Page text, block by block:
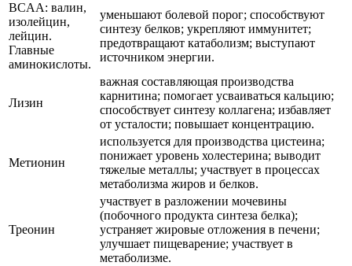
BCAA: валин,
изолейцин,
лейцин.
Главные
аминокислоты.
уменьшают болевой порог; способствуют
синтезу белков; укрепляют иммунитет;
предотвращают катаболизм; выступают
источником энергии.
Лизин
важная составляющая производства
карнитина; помогает усваиваться кальцию;
способствует синтезу коллагена; избавляет
от усталости; повышает концентрацию.
Метионин
используется для производства цистеина;
понижает уровень холестерина; выводит
тяжелые металлы; участвует в процессах
метаболизма жиров и белков.
Треонин
участвует в разложении мочевины
(побочного продукта синтеза белка);
устраняет жировые отложения в печени;
улучшает пищеварение; участвует в
метаболизме.